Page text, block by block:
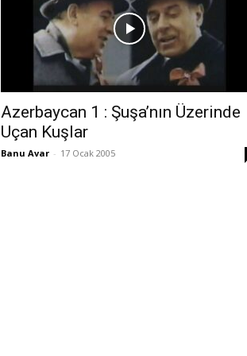
Azerbaycan 1 : Şuşa’nın Üzerinde
Uçan Kuşlar
Banu Avar - 17 Ocak 2005